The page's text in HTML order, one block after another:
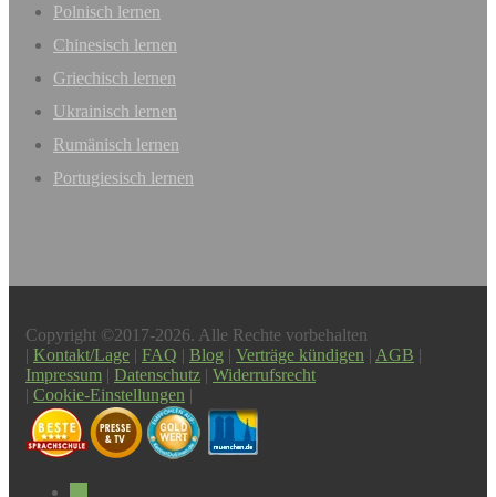
Polnisch lernen
Chinesisch lernen
Griechisch lernen
Ukrainisch lernen
Rumänisch lernen
Portugiesisch lernen
Copyright ©2017-2026. Alle Rechte vorbehalten
| Kontakt/Lage | FAQ | Blog | Verträge kündigen | AGB |
Impressum | Datenschutz | Widerrufsrecht
| Cookie-Einstellungen |